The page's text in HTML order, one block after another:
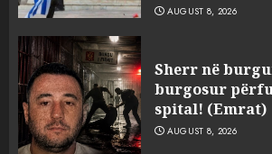
AUGUST 8, 2026
Sherr në
burgosur
spital! (Emrat)
AUGUST 8, 2026